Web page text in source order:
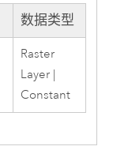
数据类型
Raster
Layer |
Constant